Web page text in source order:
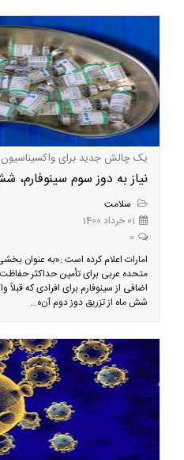
یک چالش جدید برای واکسیناسیون
نیاز به دوز سوم سینوفارم،
سلامت
01 خرداد 1400
0
امارات اعلام کرده است :«به عنوان
متحده عربی برای تأمین حداکثر
اضافی از سینوفارم برای افرادی که
شش ماه از تزریق دوز دوم آن‌ه...